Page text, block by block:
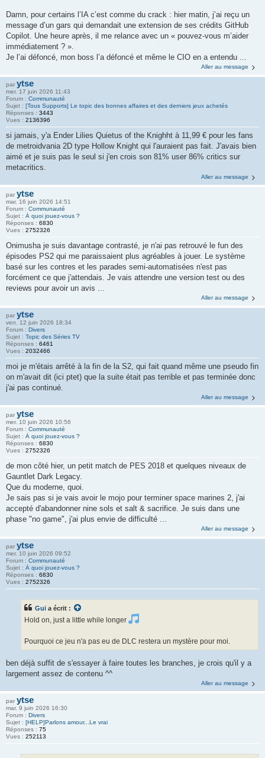
Damn, pour certains l’IA c’est comme du crack : hier matin, j’ai reçu un
message d’un gars qui demandait une extension de ses crédits GitHub
Copilot. Une heure après, il me relance avec un « pouvez-vous m’aider
immédiatement ? ».
Je l’ai défoncé, mon boss l’a défoncé et même le CIO en a entendu ...
Aller au message
par ytse
mer. 17 juin 2026 11:43
Forum : Communauté
Sujet : [Tous Supports] Le topic des bonnes affaires et des derniers jeux achetés
Réponses : 3443
Vues : 2136396
si jamais, y'a Ender Lilies Quietus of the Knighht à 11,99 € pour les fans
de metroidvania 2D type Hollow Knight qui l'auraient pas fait. J'avais bien
aimé et je suis pas le seul si j'en crois son 81% user 86% critics sur
metacritics.
Aller au message
par ytse
mar. 16 juin 2026 14:51
Forum : Communauté
Sujet : À quoi jouez-vous ?
Réponses : 6830
Vues : 2752326
Onimusha je suis davantage contrasté, je n'ai pas retrouvé le fun des
épisodes PS2 qui me paraissaient plus agréables à jouer. Le système
basé sur les contres et les parades semi-automatisées n'est pas
forcément ce que j'attendais. Je vais attendre une version test ou des
reviews pour avoir un avis ...
Aller au message
par ytse
ven. 12 juin 2026 18:34
Forum : Divers
Sujet : Topic des Séries TV
Réponses : 6461
Vues : 2032466
moi je m'étais arrêté à la fin de la S2, qui fait quand même une pseudo fin
on m'avait dit (ici ptet) que la suite était pas terrible et pas terminée donc
j'ai pas continué.
Aller au message
par ytse
mer. 10 juin 2026 10:56
Forum : Communauté
Sujet : À quoi jouez-vous ?
Réponses : 6830
Vues : 2752326
de mon côté hier, un petit match de PES 2018 et quelques niveaux de
Gauntlet Dark Legacy.
Que du moderne, quoi.
Je sais pas si je vais avoir le mojo pour terminer space marines 2, j'ai
accepté d'abandonner nine sols et salt & sacrifice. Je suis dans une
phase "no game", j'ai plus envie de difficulté ...
Aller au message
par ytse
mer. 10 juin 2026 09:52
Forum : Communauté
Sujet : À quoi jouez-vous ?
Réponses : 6830
Vues : 2752326
Gui a écrit :
Hold on, just a little while longer
Pourquoi ce jeu n'a pas eu de DLC restera un mystère pour moi.
ben déjà suffit de s'essayer à faire toutes les branches, je crois qu'il y a
largement assez de contenu ^^
Aller au message
par ytse
mar. 9 juin 2026 16:30
Forum : Divers
Sujet : [HELP]Parlons amour...Le vrai
Réponses : 75
Vues : 252113